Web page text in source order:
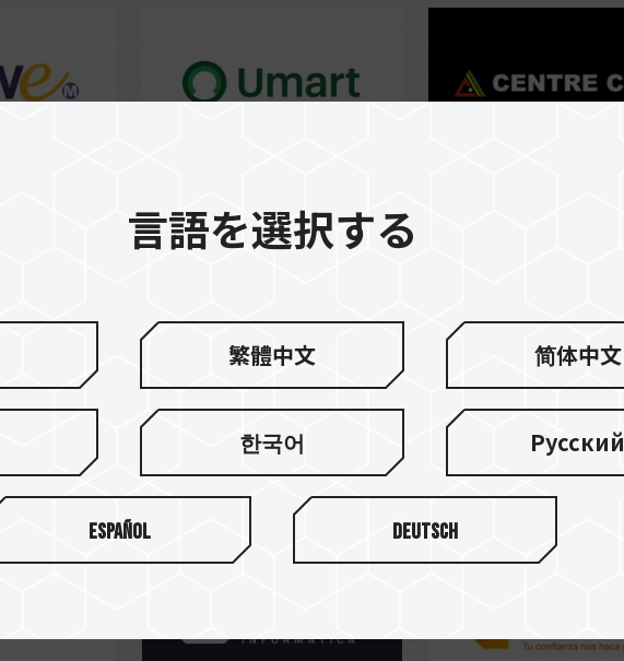
言語を選択する
繁體中文 简体中文
한국어 Русский
Español Deutsch